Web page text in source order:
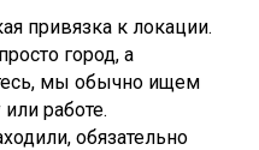
привязка к локации.
город, а
мы обычно ищем
работе.
обязательно